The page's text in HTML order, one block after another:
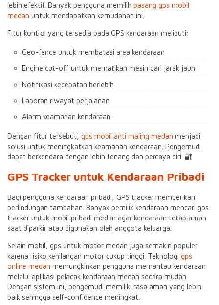
lebih efektif. Banyak pengguna memilih pasang gps mobil
medan untuk mendapatkan kemudahan ini.
Fitur kontrol yang tersedia pada GPS kendaraan meliputi:
Geo-fence untuk membatasi area kendaraan
Engine cut-off untuk mematikan mesin dari jarak jauh
Notifikasi kecepatan berlebih
Laporan riwayat perjalanan
Alarm keamanan kendaraan
Dengan fitur tersebut, gps mobil anti maling medan menjadi
solusi untuk meningkatkan keamanan kendaraan. Pengemudi
dapat berkendara dengan lebih tenang dan percaya diri. 🔐
GPS Tracker untuk Kendaraan Pribadi
Bagi pengguna kendaraan pribadi, GPS tracker memberikan
perlindungan tambahan. Banyak pemilik kendaraan mencari gps
tracker untuk mobil pribadi medan agar kendaraan tetap aman
saat diparkir atau digunakan oleh anggota keluarga.
Selain mobil, gps untuk motor medan juga semakin populer
karena risiko kehilangan motor cukup tinggi. Teknologi gps
online medan memungkinkan pengguna memantau kendaraan
melalui aplikasi pelacak kendaraan medan secara mudah.
Dengan sistem ini, pengemudi memiliki rasa aman yang lebih
baik sehingga self-confidence meningkat.